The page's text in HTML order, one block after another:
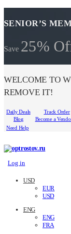
SENIOR’S
Save 25%
WELCOME TO
REMOVE IT!
Daily Deals
Track Order
Blog
Become a
Need Help
Log in
USD
EUR
USD
ENG
ENG
FRA